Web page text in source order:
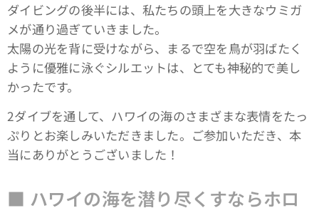
ダイビングの後半には、私たちの頭上を大きなウミガ
メが通り過ぎていきました。
太陽の光を背に受けながら、まるで空を鳥が羽ばたく
ように優雅に泳ぐシルエットは、とても神秘的で美し
かったです。
2ダイブを通して、ハワイの海のさまざまな表情をたっ
ぷりとお楽しみいただきました。ご参加いただき、本
当にありがとうございました！
■ ハワイの海を潜り尽くすならホロ